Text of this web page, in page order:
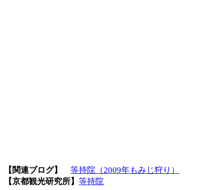
【関連ブログ】
等持院（2009年もみじ狩り）
【京都観光研究所】 等持院